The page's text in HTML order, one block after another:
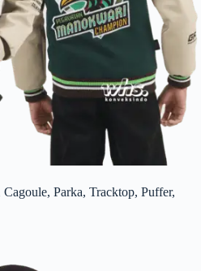
Parka, Tracktop, Puffer,